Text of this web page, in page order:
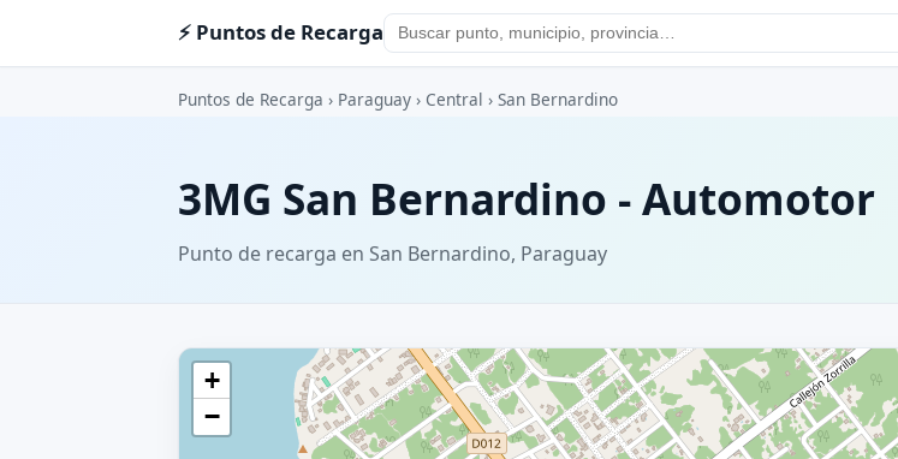
⚡ Puntos de Recarga
Puntos de Recarga › Paraguay › Central › San Bernardino
3MG San Bernardino - Automotor
Punto de recarga en San Bernardino, Paraguay
+
−